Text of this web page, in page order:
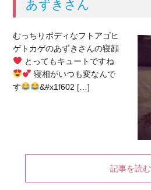
あずきさん
むっちりボディなフトアゴヒ
ゲトカゲのあずきさんの寝顔
とってもキュートですね
寝相がいつも変なんで
す
&#x1f602 […]
記事を読む